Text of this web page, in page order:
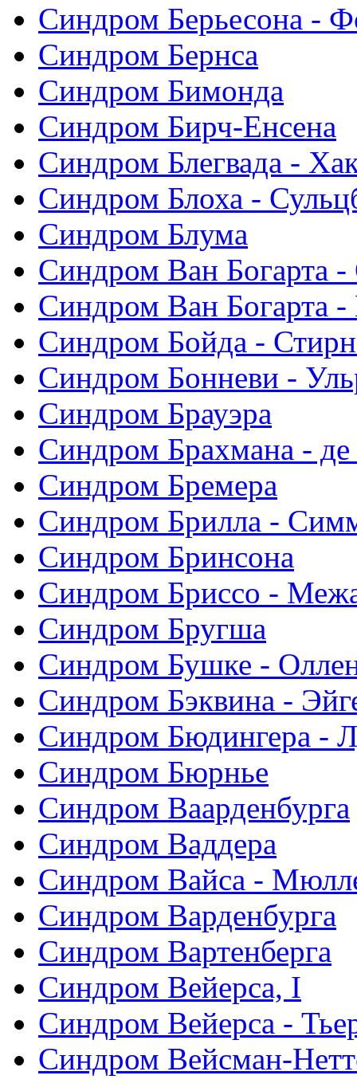
Синдром Берьесона -
Синдром Бернса
Синдром Бимонда
Синдром Бирч-Енсена
Синдром Блегвада -
Синдром Блоха -
Синдром Блума
Синдром Ван Богарта -
Синдром Ван Богарта
Синдром Бойда -
Синдром Бонневи -
Синдром Брауэра
Синдром Брахмана - де
Синдром Бремера
Синдром Брилла -
Синдром Бринсона
Синдром Бриссо -
Синдром Бругша
Синдром Бушке -
Синдром Бэквина -
Синдром Бюдингера -
Синдром Бюрнье
Синдром Ваарденбурга
Синдром Ваддера
Синдром Вайса -
Синдром Варденбурга
Синдром Вартенберга
Синдром Вейерса, I
Синдром Вейерса -
Синдром Вейсман-